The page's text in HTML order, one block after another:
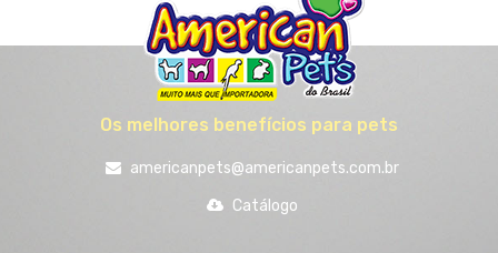
Os melhores benefícios para pets
americanpets@americanpets.com.br
Catálogo